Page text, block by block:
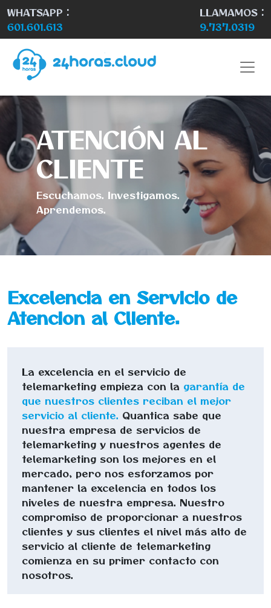
WHATSAPP :
601.601.613
LLAMAMOS :
9.737.0319
ATENCIÓN AL
CLIENTE
Escuchamos. Investigamos.
Aprendemos.
Excelencia en Servicio de
Atencion al Cliente.
La excelencia en el servicio de
telemarketing empieza con la garantía de
que nuestros clientes reciban el mejor
servicio al cliente. Quantica sabe que
nuestra empresa de servicios de
telemarketing y nuestros agentes de
telemarketing son los mejores en el
mercado, pero nos esforzamos por
mantener la excelencia en todos los
niveles de nuestra empresa. Nuestro
compromiso de proporcionar a nuestros
clientes y sus clientes el nivel más alto de
servicio al cliente de telemarketing
comienza en su primer contacto con
nosotros.